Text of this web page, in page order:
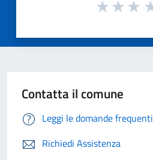
Contatta il comune
Leggi le domande frequenti
Richiedi Assistenza